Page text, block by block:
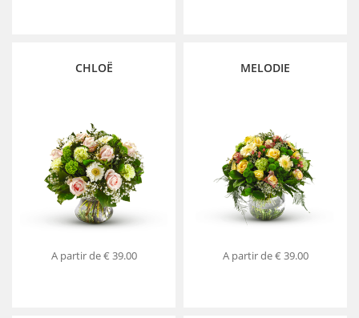
CHLOË
A partir de€ 39.00
MELODIE
A partir de€ 39.00